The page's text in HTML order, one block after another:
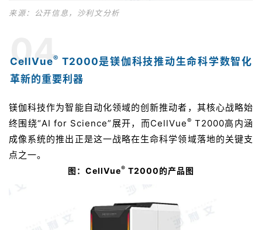
台
时
代
学
A
l
l
登录
来源：公开信息，沙利文分析
04
CellVue® T2000是镁伽科技推动生命科学数智化
革新的重要利器
镁伽科技作为智能自动化领域的创新推动者，其核心战略始
终围绕“AI for Science”展开，而CellVue® T2000高内涵
成像系统的推出正是这一战略在生命科学领域落地的关键支
点之一。
图：CellVue® T2000的产品图